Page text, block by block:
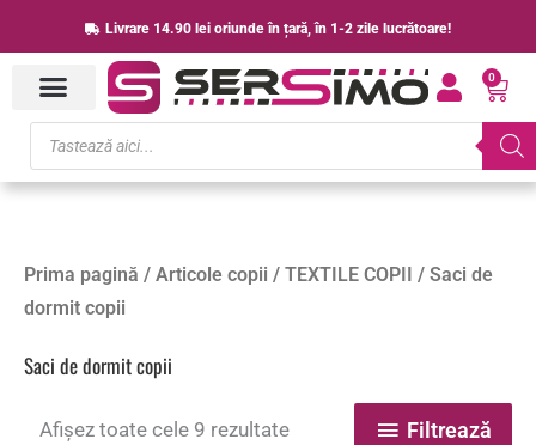
to
content
Livrare 14.90 lei oriunde în țară, în 1-2 zile lucrătoare!
0
Cart
Products
search
Prima pagină / Articole copii / TEXTILE COPII / Saci de
dormit copii
Saci de dormit copii
Afișez toate cele 9 rezultate
Sortat
după
Filtrează